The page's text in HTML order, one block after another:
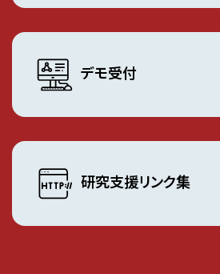
デモ受付
研究支援リンク集